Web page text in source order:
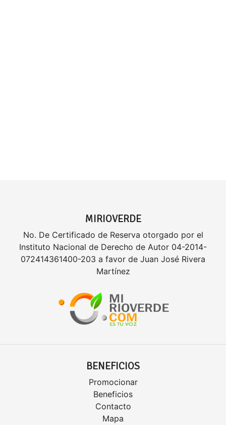
MIRIOVERDE
No. De Certificado de Reserva otorgado por el
Instituto Nacional de Derecho de Autor 04-2014-
072414361400-203 a favor de Juan José Rivera
Martínez
BENEFICIOS
Promocionar
Beneficios
Contacto
Mapa